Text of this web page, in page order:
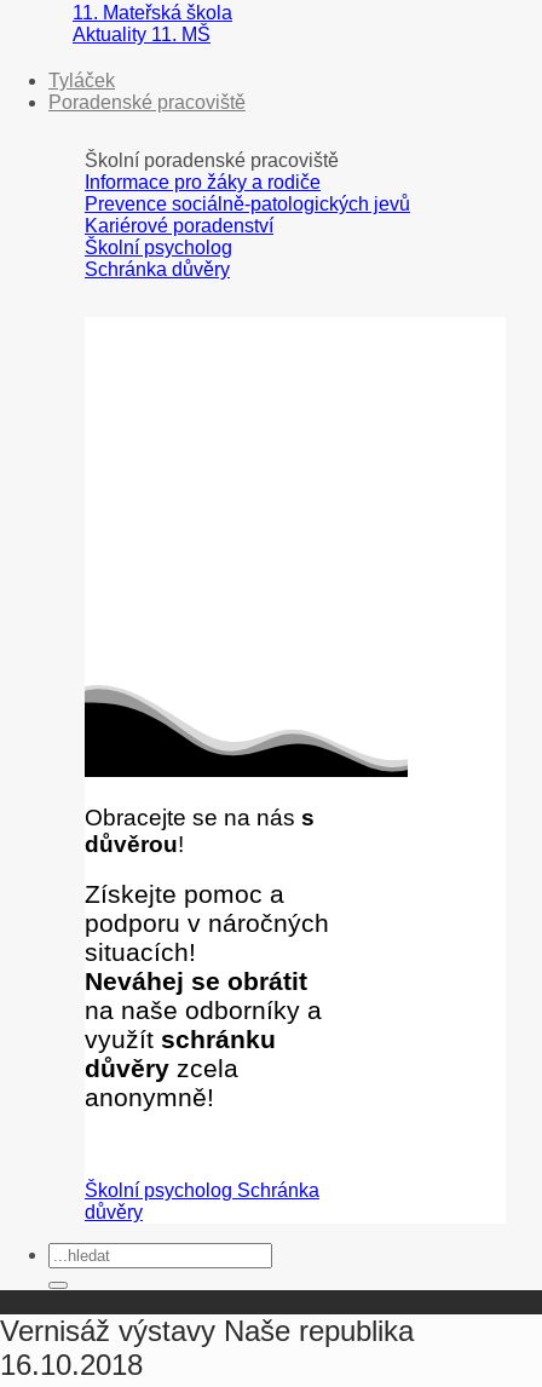
11. Mateřská škola
Aktuality 11. MŠ
Tyláček
Poradenské pracoviště
Školní poradenské pracoviště
Informace pro žáky a rodiče
Prevence sociálně-patologických jevů
Kariérové poradenství
Školní psycholog
Schránka důvěry
Obracejte se na nás s
důvěrou!
Získejte pomoc a
podporu v náročných
situacích!
Neváhej se obrátit
na naše odborníky a
využít schránku
důvěry zcela
anonymně!
Školní psycholog Schránka
důvěry
Vernisáž výstavy Naše republika
16.10.2018